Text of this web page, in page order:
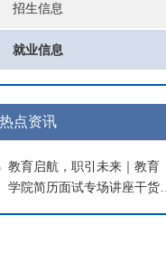
招生信息
就业信息
热点资讯
教育启航，职引未来｜教育
学院简历面试专场讲座干货…